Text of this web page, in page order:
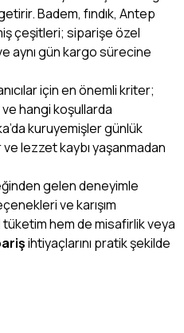
Badem, fındık, Antep
çeşitleri; siparişe özel
aynı gün kargo sürecine
için en önemli kriter;
hangi koşullarda
kuruyemişler günlük
ve lezzet kaybı yaşanmadan
gelen deneyimle
ve karışım
hem de misafirlik veya
ihtiyaçlarını pratik şekilde